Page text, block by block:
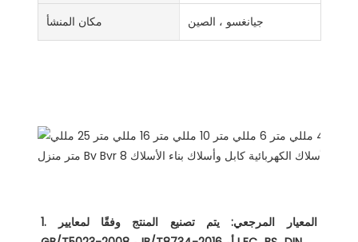
مكان المنشأ جيانغسو ، الصين
1. المعيار المرجعي: يتم تصنيع المنتج وفقًا لمعايير